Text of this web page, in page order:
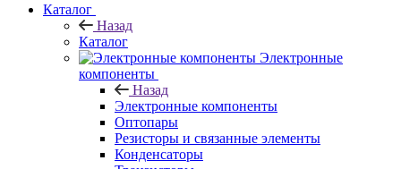
Каталог
Назад
Каталог
Электронные
компоненты
Назад
Электронные компоненты
Оптопары
Резисторы и связанные элементы
Конденсаторы